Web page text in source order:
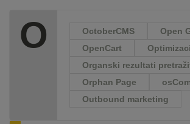
O OctoberCMS
Open
OpenCart
Organski rezultati
Orphan Page
Outbound marketing